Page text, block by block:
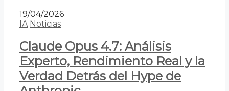
19/04/2026
IA Noticias
Claude Opus 4.7: Análisis
Experto, Rendimiento Real y la
Verdad Detrás del Hype de